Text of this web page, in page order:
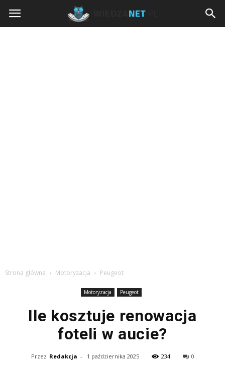
Wiedzanet.pl
Strona główna Motoryzacja Peugeot
Motoryzacja Peugeot
Ile kosztuje renowacja
foteli w aucie?
Przez Redakcja - 1 października 2025 234 0